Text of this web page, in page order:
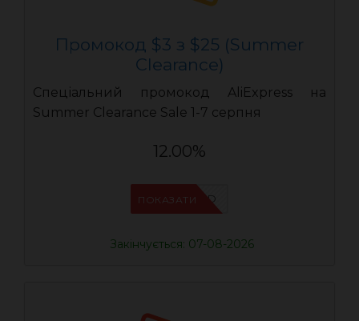
Промокод $3 з $25 (Summer
Clearance)
Спеціальний промокод AliExpress на
Summer Clearance Sale 1-7 серпня
12.00%
IFPZ5PBD
ПОКАЗАТИ
Закінчується: 07-08-2026